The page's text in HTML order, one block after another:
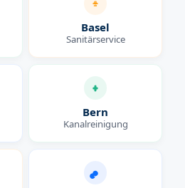
Basel
Sanitärservice
Bern
Kanalreinigung